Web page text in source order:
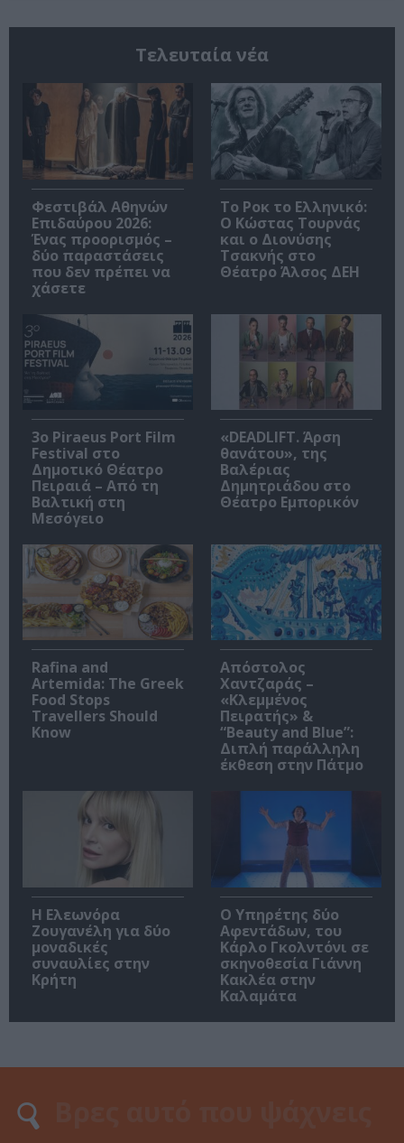
Τελευταία νέα
Φεστιβάλ Αθηνών
Επιδαύρου 2026:
Ένας προορισμός –
δύο παραστάσεις
που δεν πρέπει να
χάσετε
Το Ροκ το Ελληνικό:
Ο Κώστας Τουρνάς
και ο Διονύσης
Τσακνής στο
Θέατρο Άλσος ΔΕΗ
3o Piraeus Port Film
Festival στο
Δημοτικό Θέατρο
Πειραιά – Από τη
Βαλτική στη
Μεσόγειο
«DEADLIFT. Άρση
θανάτου», της
Βαλέριας
Δημητριάδου στο
Θέατρο Εμπορικόν
Rafina and
Artemida: The Greek
Food Stops
Travellers Should
Know
Απόστολος
Χαντζαράς –
«Κλεμμένος
Πειρατής» &
“Beauty and Blue”:
Διπλή παράλληλη
έκθεση στην Πάτμο
Η Ελεωνόρα
Ζουγανέλη για δύο
μοναδικές
συναυλίες στην
Κρήτη
Ο Υπηρέτης δύο
Αφεντάδων, του
Κάρλο Γκολντόνι σε
σκηνοθεσία Γιάννη
Κακλέα στην
Καλαμάτα